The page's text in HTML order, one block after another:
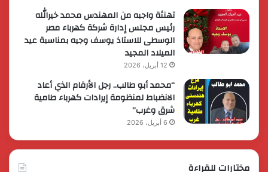
تهنئة واجبه من المهندس محمد خيرالله
رئيس مجلس إدارة شركة كهرباء مصر
الوسطى للاستاذ يوسف وجيه بمناسبة عيد
الميلاد المجيد
12 أبريل، 2026
“محمد أبو طالب.. رجل الأرقام الذي أعاد
الانضباط لمنظومة إيرادات كهرباء طامية
شرق وغرب”
6 أبريل، 2026
مختارات للقراءة